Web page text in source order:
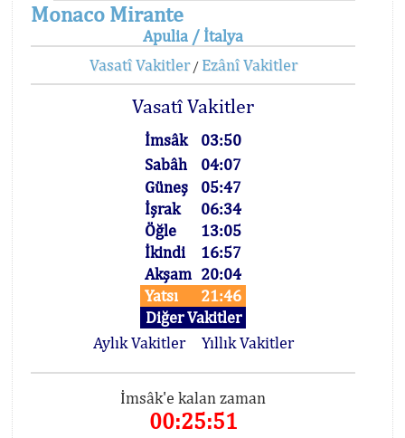
Monaco Mirante
Apulia / İtalya
Vasatî Vakitler/ Ezânî Vakitler
Vasatî Vakitler
İmsâk
03:50
Sabâh
04:07
Güneş
05:47
İşrak
06:34
Öğle
13:05
İkindi
16:57
Akşam 20:04
Yatsı
21:46
Diğer Vakitler
Aylık Vakitler
Yıllık Vakitler
İmsâk'e kalan zaman
00:25:51